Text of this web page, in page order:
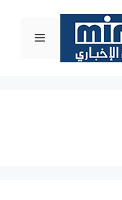
القائمة